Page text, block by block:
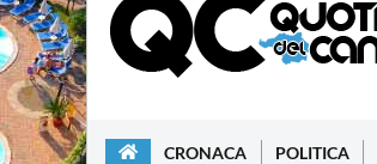
CRONACA POLITICA